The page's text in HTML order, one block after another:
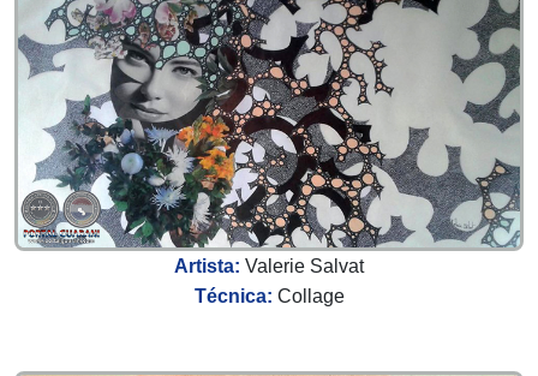
Artista: Valerie Salvat
Técnica: Collage